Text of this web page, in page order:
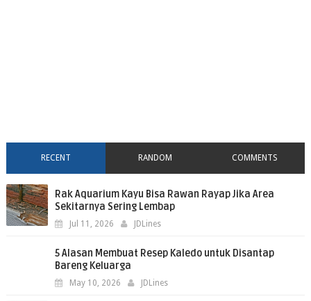
RECENT RANDOM COMMENTS
Rak Aquarium Kayu Bisa Rawan Rayap Jika Area
Sekitarnya Sering Lembap
Jul 11, 2026 JDLines
5 Alasan Membuat Resep Kaledo untuk Disantap
Bareng Keluarga
May 10, 2026 JDLines